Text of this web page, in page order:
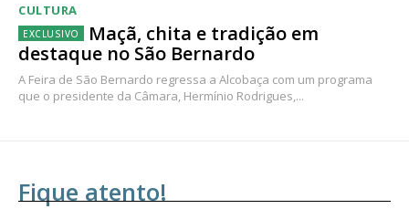
CULTURA
Maçã, chita e tradição em
destaque no São Bernardo
A Feira de São Bernardo regressa a Alcobaça com um programa
que o presidente da Câmara, Hermínio Rodrigues,...
Fique atento!